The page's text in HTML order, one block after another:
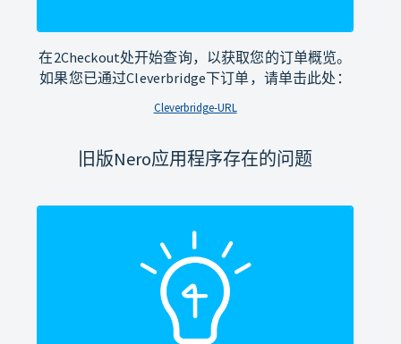
在2Checkout处开始查询，以获取您的订单概览。
如果您已通过Cleverbridge下订单，请单击此处：
Cleverbridge-URL
旧版Nero应用程序存在的问题